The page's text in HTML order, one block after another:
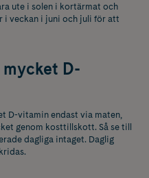
ute i solen i kortärmat och
i veckan i juni och juli för att
D-
D-vitamin endast via maten,
genom kosttillskott. Så se till
dagliga intaget. Daglig